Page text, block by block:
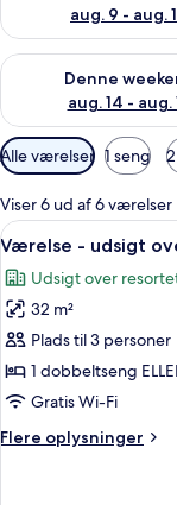
aug. 9 - aug.
Denne
aug. 14 - aug.
Tjek tilgængelighed
Tilgængelige
filtre
for
værelser
Alle værelser 1 seng
Viser 6 ud af 6 værelser
Indlæs
alle
billeder
af
Værelse
-
udsigt
resort
6
Værelse - udsigt
Udsigt over
32 m²
Plads til 3 personer
1 dobbeltseng
Gratis Wi-Fi
Flere oplysninger
Flere